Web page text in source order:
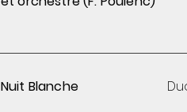
Nuit Blanche